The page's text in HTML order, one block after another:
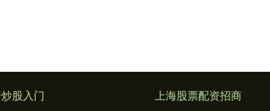
股入门 上海股票配资招商